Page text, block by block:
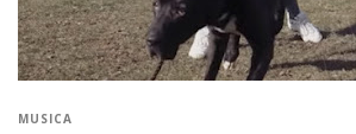
MUSICA